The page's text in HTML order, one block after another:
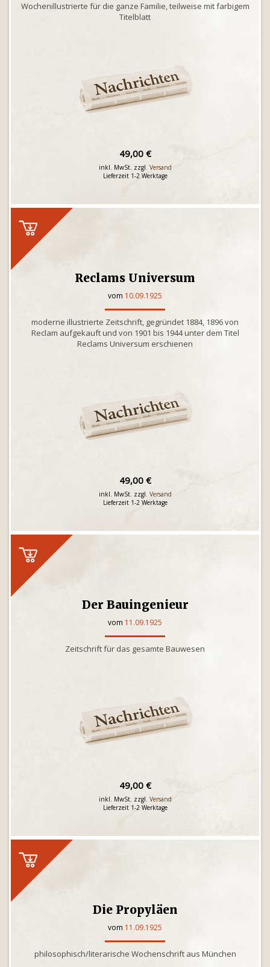
Wochenillustrierte für die ganze Familie, teilweise mit farbigem
Titelblatt
49,00 €
inkl. MwSt. zzgl. Versand
Lieferzeit 1-2 Werktage
Reclams Universum
vom 10.09.1925
moderne illustrierte Zeitschrift, gegründet 1884, 1896 von
Reclam aufgekauft und von 1901 bis 1944 unter dem Titel
Reclams Universum erschienen
49,00 €
inkl. MwSt. zzgl. Versand
Lieferzeit 1-2 Werktage
Der Bauingenieur
vom 11.09.1925
Zeitschrift für das gesamte Bauwesen
49,00 €
inkl. MwSt. zzgl. Versand
Lieferzeit 1-2 Werktage
Die Propyläen
vom 11.09.1925
philosophisch/literarische Wochenschrift aus München